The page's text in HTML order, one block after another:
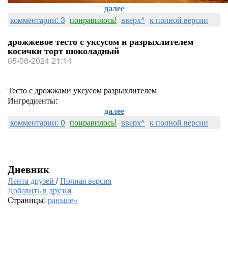
далее
комментарии: 3 понравилось! вверх^ к полной версии
дрожжевое тесто с уксусом и разрыхлителем
косички торт шоколадный
05-06-2024 21:14
Тесто с дрожжами уксусом разрыхлителем
Ингредиенты:
далее
комментарии: 0 понравилось! вверх^ к полной версии
Дневник
Лента друзей /Полная версия
Добавить в друзья
Страницы: раньше»